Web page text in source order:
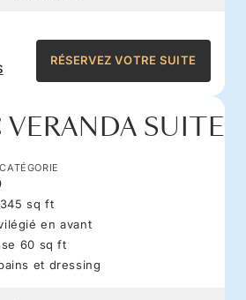
RÉSERVEZ VOTRE SUITE
SUITE
sq ft
en avant
60 sq ft
et dressing